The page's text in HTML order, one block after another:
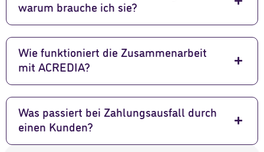
warum brauche ich sie?
Wie funktioniert die Zusammenarbeit
mit ACREDIA?
Was passiert bei Zahlungsausfall durch
einen Kunden?